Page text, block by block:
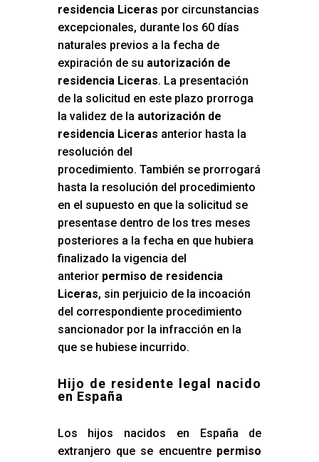
residencia Liceras por circunstancias
excepcionales, durante los 60 días
naturales previos a la fecha de
expiración de su autorización de
residencia Liceras. La presentación
de la solicitud en este plazo prorroga
la validez de la autorización de
residencia Liceras anterior hasta la
resolución del
procedimiento. También se prorrogará
hasta la resolución del procedimiento
en el supuesto en que la solicitud se
presentase dentro de los tres meses
posteriores a la fecha en que hubiera
finalizado la vigencia del
anterior permiso de residencia
Liceras, sin perjuicio de la incoación
del correspondiente procedimiento
sancionador por la infracción en la
que se hubiese incurrido.
Hijo de residente legal nacido
en España
Los hijos nacidos en España de
extranjero que se encuentre permiso